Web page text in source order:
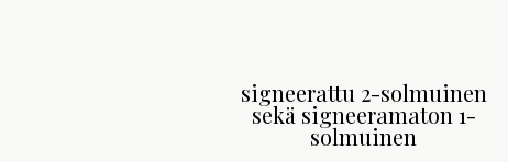
signeerattu 2-solmuinen
sekä signeeramaton 1-
solmuinen